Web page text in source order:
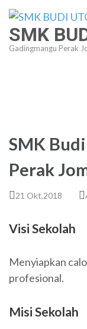
Lompat
konten
(Tekan
SMK
Gadingmangu Perak
SMK
Perak
21 Okt,2018
Visi Sekolah
Menyiapkan
profesional.
Misi Sekolah